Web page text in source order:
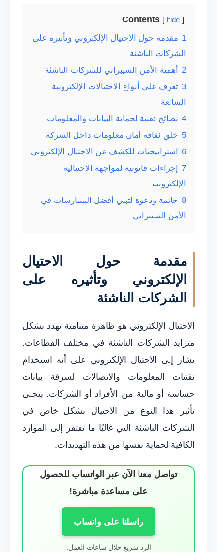
Contents hide
1 مقدمة حول الاحتيال الإلكتروني وتأثيره على
الشركات الناشئة
2
أهمية الأمن السيبراني للشركات الناشئة
3 تعرف على أنواع الاحتيالات الإلكترونية
الشائعة
4 نصائح تقنية لحماية البيانات والمعلومات
5 خلق ثقافة أمان معلومات داخل الشركة
6
استراتيجيات للكشف عن الاحتيال الإلكتروني
7
إجراءات قانونية لمواجهة الاحتيالية
الإلكترونية
8 خاتمة ودعوة لتبني أفضل الممارسات في
الأمن السيبراني
مقدمة حول الاحتيال
الإلكتروني وتأثيره على
الشركات الناشئة
الاحتيال الإلكتروني هو ظاهرة متنامية تهدد بشكل
متزايد الشركات الناشئة في مختلف القطاعات.
يشار إلى الاحتيال الإلكتروني على أنه استخدام
تقنيات المعلومات والاتصالات لسرقة بيانات
حساسة أو مالية من الأفراد أو الشركات. يتجلى
تأثير هذا النوع من الاحتيال بشكل خاص في
الشركات الناشئة التي غالبًا ما تفتقر إلى الموارد
الكافية لحماية نفسها من هذه التهديدات.
تواصل معنا الآن عبر الواتساب للحصول
على مساعدة مباشرة!
راسلنا على واتساب
الرد سريع خلال ساعات العمل.